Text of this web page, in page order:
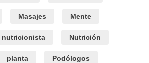
Masajes Mente
nutricionista Nutrición
planta Podólogos